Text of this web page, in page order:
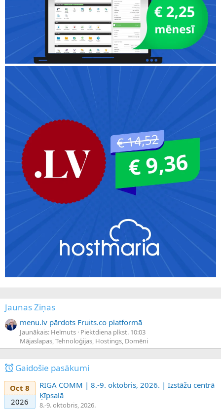
Jaunas Ziņas
menu.lv pārdots Fruits.co platformā
Jaunākais: Helmuts Piektdiena plkst. 10:03
Mājaslapas, Tehnoloģijas, Hostings, Domēni
Gaidošie pasākumi
Oct 8
2026
RIGA COMM | 8.-9. oktobris, 2026. | Izstāžu centrā
Ķīpsalā
8.-9. oktobris, 2026.